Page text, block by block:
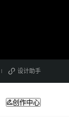
设计助手
创作中心